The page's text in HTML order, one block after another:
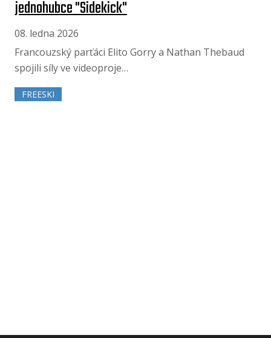
jednohubce "Sidekick"
08. ledna 2026
Francouzský parťáci Elito Gorry a Nathan Thebaud
spojili síly ve videoproje…
FREESKI